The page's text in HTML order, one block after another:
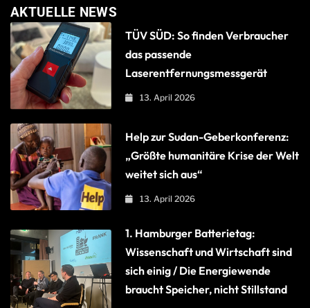
AKTUELLE NEWS
TÜV SÜD: So finden Verbraucher
das passende
Laserentfernungsmessgerät
13. April 2026
Help zur Sudan-Geberkonferenz:
„Größte humanitäre Krise der Welt
weitet sich aus“
13. April 2026
1. Hamburger Batterietag:
Wissenschaft und Wirtschaft sind
sich einig / Die Energiewende
braucht Speicher, nicht Stillstand